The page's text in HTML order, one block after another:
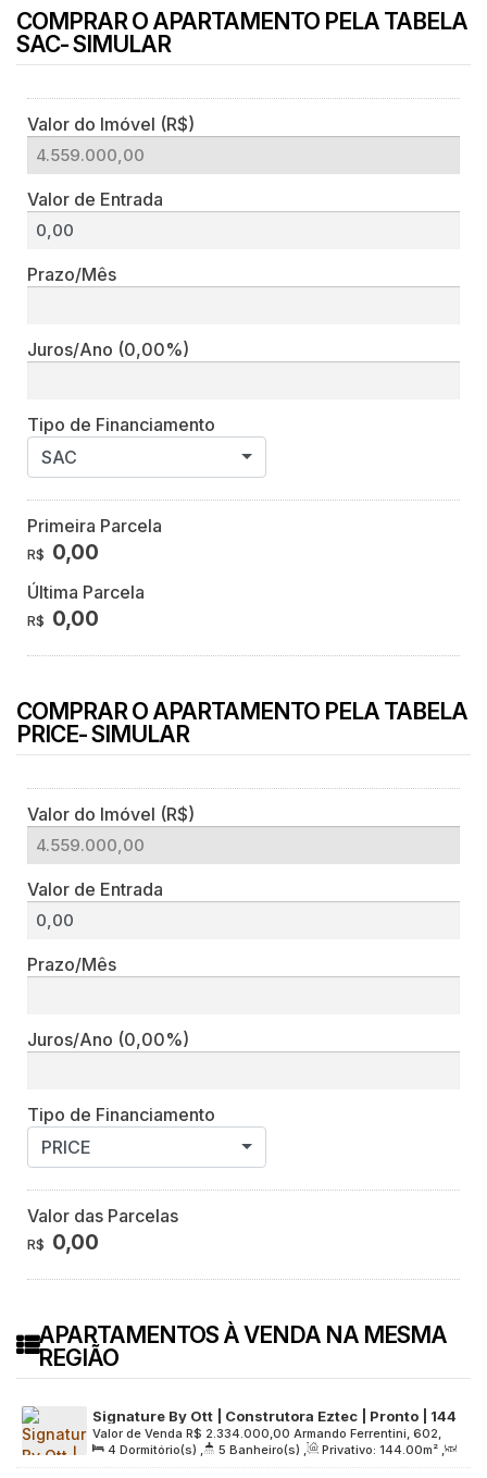
COMPRAR O APARTAMENTO PELA TABELA
SAC- SIMULAR
Valor do Imóvel (R$)
Valor de Entrada
Prazo/Mês
Juros/Ano (0,00%)
Tipo de Financiamento
SAC
Primeira Parcela
R$ 0,00
Última Parcela
R$ 0,00
COMPRAR O APARTAMENTO PELA TABELA
PRICE- SIMULAR
Valor do Imóvel (R$)
Valor de Entrada
Prazo/Mês
Juros/Ano (0,00%)
Tipo de Financiamento
PRICE
Valor das Parcelas
R$ 0,00
APARTAMENTOS À VENDA NA MESMA
REGIÃO
Signature By Ott | Construtora Eztec | Pronto | 144
metros | 04 dormitórios | 02 suítes | varanda
gourmet | 02 vagas
R$ 2.334.000,00
Valor de Venda
Armando Ferrentini, 602,
Zona Sul, 04103-030, Paraíso, São Paulo, São Paulo, Brasil
4 Dormitório(s) , 5 Banheiro(s) , Privativo: 144.00m² ,
2 Sala(s) , 2 Suíte(s) , 2 Vaga(s) , Útil: 144.00m² ,